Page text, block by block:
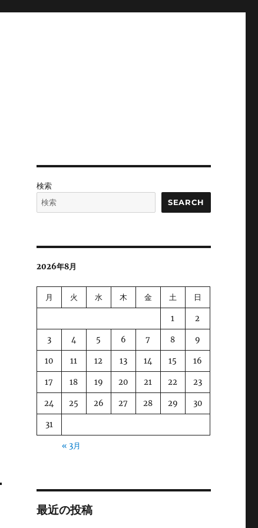
検索
SEARCH
2026年8月
月 火 水 木 金 土 日
1 2
3 4 5 6 7 8 9
10 11 12 13 14 15 16
17 18 19 20 21 22 23
24 25 26 27 28 29 30
31
« 3月
最近の投稿